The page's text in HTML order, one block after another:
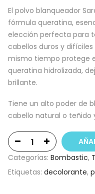
El polvo blanqueador
fórmula queratina,
elección perfecta para
cabellos duros y
mismo tiempo protege
queratina hidrolizada,
brillante.
Tiene un alto poder de
cabello natural o teñido
Categorías: Bombastic,
Etiquetas: decolorante,